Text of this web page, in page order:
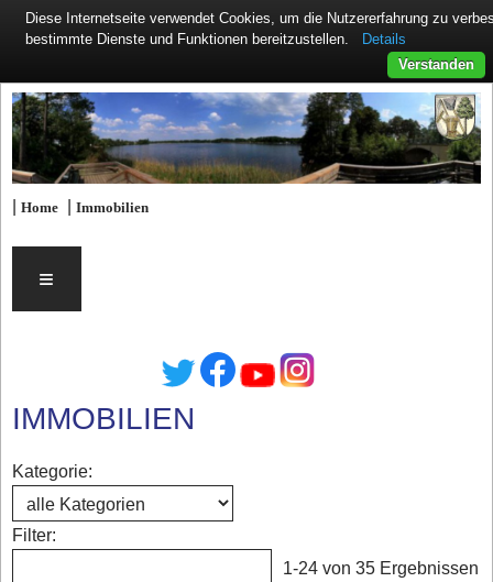
|Home |Immobilien
≡
IMMOBILIEN
Kategorie:
Filter:
1-24 von 35 Ergebnissen
Diese Internetseite verwendet Cookies, um die Nutzererfahrung zu
bestimmte Dienste und Funktionen bereitzustellen.
Details
Verstanden